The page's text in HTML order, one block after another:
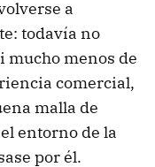
a
todavía no
menos de
comercial,
malla de
entorno de la
por él.